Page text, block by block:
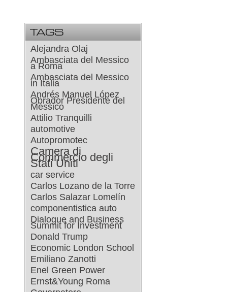
TAGS
Alejandra Olaj
Ambasciata del Messico
a Roma
Ambasciata del Messico
in Italia
Andrés Manuel López
Obrador Presidente del
Messico
Attilio Tranquilli
automotive
Autopromotec
Camera di
Commercio degli
Stati Uniti
car service
Carlos Lozano de la Torre
Carlos Salazar Lomelín
componentistica auto
Dialogue and Business
Summit for Investment
Donald Trump
Economic London School
Emiliano Zanotti
Enel Green Power
Ernst&Young Roma